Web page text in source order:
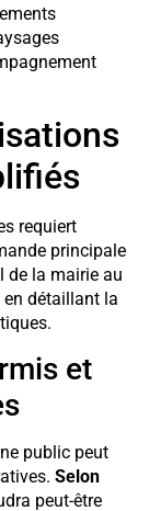
requiert
principale
de la mairie au
détaillant la
et
public peut
Selon
peut-être